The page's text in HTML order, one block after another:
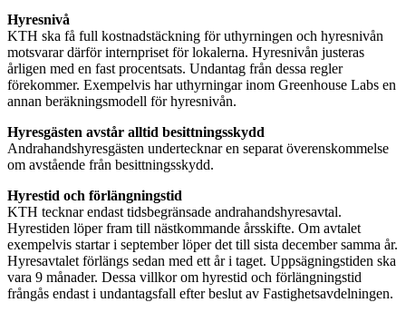
Hyresnivå
KTH ska få full kostnadstäckning för uthyrningen och hyresnivån
motsvarar därför internpriset för lokalerna. Hyresnivån justeras
årligen med en fast procentsats. Undantag från dessa regler
förekommer. Exempelvis har uthyrningar inom Greenhouse Labs en
annan beräkningsmodell för hyresnivån.
Hyresgästen avstår alltid besittningsskydd
Andrahandshyresgästen undertecknar en separat överenskommelse
om avstående från besittningsskydd.
Hyrestid och förlängningstid
KTH tecknar endast tidsbegränsade andrahandshyresavtal.
Hyrestiden löper fram till nästkommande årsskifte. Om avtalet
exempelvis startar i september löper det till sista december samma år.
Hyresavtalet förlängs sedan med ett år i taget. Uppsägningstiden ska
vara 9 månader. Dessa villkor om hyrestid och förlängningstid
frångås endast i undantagsfall efter beslut av Fastighetsavdelningen.